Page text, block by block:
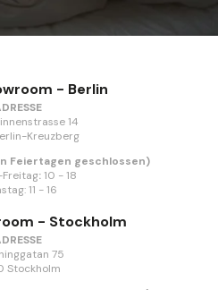
- Berlin
14
Kreuzberg
Feiertagen geschlossen)
: 10 - 18
11 - 16
- Stockholm
75
Stockholm